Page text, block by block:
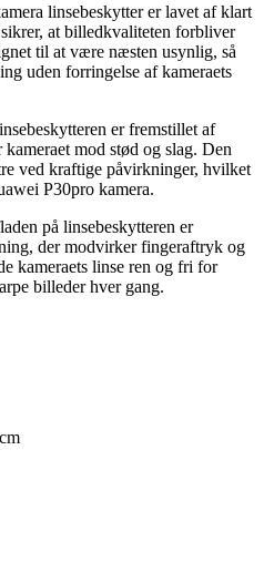
linsebeskytter er lavet af klart
at billedkvaliteten forbliver
til at være næsten usynlig, så
uden forringelse af kameraets
er fremstillet af
mod stød og slag. Den
ved kraftige påvirkninger, hvilket
P30pro kamera.
på linsebeskytteren er
der modvirker fingeraftryk og
kameraets linse ren og fri for
billeder hver gang.